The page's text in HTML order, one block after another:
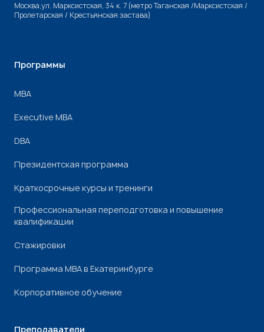
Москва,ул. Марксистская, 34 к. 7 (метро Таганская /Марксистская /
Пролетарская / Крестьянская застава)
Программы
МВА
Executive MBA
DBA
Президентская программа
Краткосрочные курсы и тренинги
Профессиональная переподготовка и повышение
квалификации
Стажировки
Программа МВА в Екатеринбурге
Корпоративное обучение
Преподаватели